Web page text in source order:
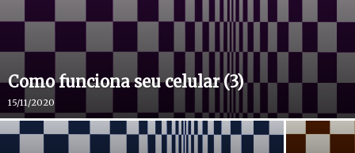
Como funciona seu celular (3)
15/11/2020